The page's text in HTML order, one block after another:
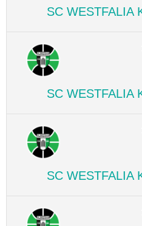
SC WESTFALIA
SC WESTFALIA
SC WESTFALIA